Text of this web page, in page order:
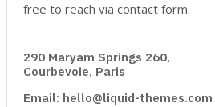
free to reach via contact form.
290 Maryam Springs 260,
Courbevoie, Paris
Email: hello@liquid-themes.com